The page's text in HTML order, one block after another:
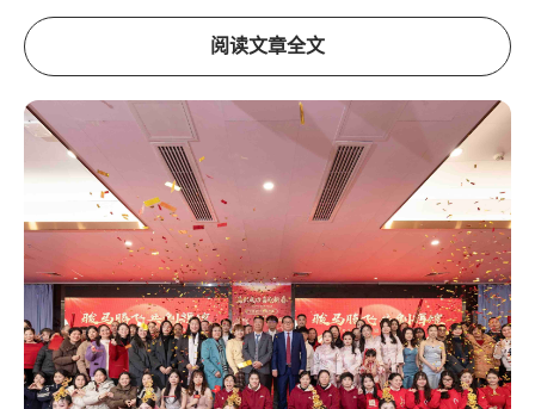
市场进行直接对话。 在整体外贸环境承压、终端消费趋于
谨慎的背景下，行业内对展会参与度的预期普
阅读文章全文